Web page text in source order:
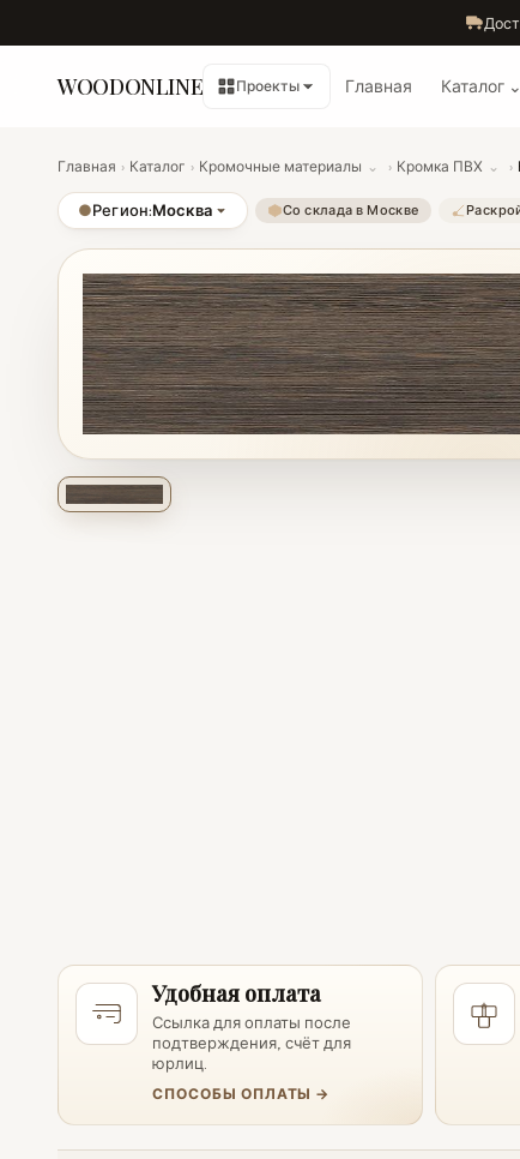
WOODONLINE Проекты Главная Каталог ⌄
Главная › Каталог › Кромочные материалы ⌄ › Кромка ПВХ ⌄ ›
●Регион:Москва Со склада в Москве
Удобная оплата
Ссылка для оплаты после
подтверждения, счёт для
юрлиц.
СПОСОБЫ ОПЛАТЫ →